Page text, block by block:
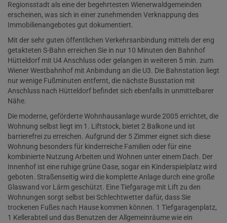
Regionsstadt als eine der begehrtesten Wienerwaldgemeinden
erscheinen, was sich in einer zunehmenden Verknappung des
Immobilienangebotes gut dokumentiert.
Mit der sehr guten öffentlichen Verkehrsanbindung mittels der eng
getakteten S-Bahn erreichen Sie in nur 10 Minuten den Bahnhof
Hütteldorf mit U4 Anschluss oder gelangen in weiteren 5 min. zum
Wiener Westbahnhof mit Anbindung an die U3. Die Bahnstation liegt
nur wenige Fußminuten entfernt, die nächste Busstation mit
Anschluss nach Hütteldorf befindet sich ebenfalls in unmittelbarer
Nähe.
Die moderne, geförderte Wohnhausanlage wurde 2005 errichtet, die
Wohnung selbst liegt im 1. Liftstock, bietet 2 Balkone und ist
barrierefrei zu erreichen. Aufgrund der 5 Zimmer eignet sich diese
Wohnung besonders für kinderreiche Familien oder für eine
kombinierte Nutzung Arbeiten und Wohnen unter einem Dach. Der
Innenhof ist eine ruhige grüne Oase, sogar ein Kinderspielplatz wird
geboten. Straßenseitig wird die komplette Anlage durch eine große
Glaswand vor Lärm geschützt. Eine Tiefgarage mit Lift zu den
Wohnungen sorgt selbst bei Schlechtwetter dafür, dass Sie
trockenen Fußes nach Hause kommen können. 1 Tiefgaragenplatz,
1 Kellerabteil und das Benutzen der Allgemeinräume wie ein